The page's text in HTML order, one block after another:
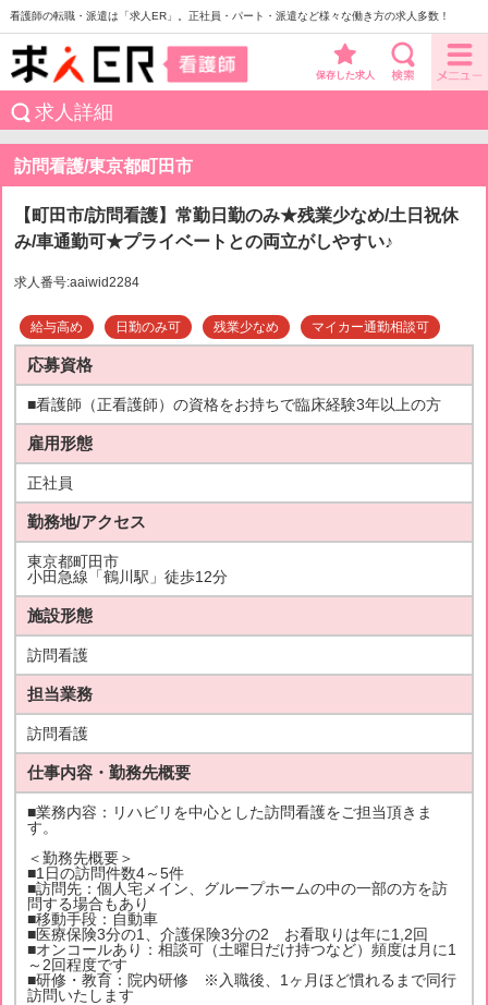
看護師の転職・派遣は「求人ER」。正社員・パート・派遣など様々な働き方の求人多数！
保存した求人
求人詳細
訪問看護/東京都町田市
【町田市/訪問看護】常勤日勤のみ★残業少なめ/土日祝休
み/車通勤可★プライベートとの両立がしやすい♪
求人番号:aaiwid2284
給与高め 日勤のみ可 残業少なめ マイカー通勤相談可
応募資格
■看護師（正看護師）の資格をお持ちで臨床経験3年以上の方
雇用形態
正社員
勤務地/アクセス
東京都町田市
小田急線「鶴川駅」徒歩12分
施設形態
訪問看護
担当業務
訪問看護
仕事内容・勤務先概要
■業務内容：リハビリを中心とした訪問看護をご担当頂きま
す。
＜勤務先概要＞
■1日の訪問件数4～5件
■訪問先：個人宅メイン、グループホームの中の一部の方を訪
問する場合もあり
■移動手段：自動車
■医療保険3分の1、介護保険3分の2 お看取りは年に1,2回
■オンコールあり：相談可（土曜日だけ持つなど）頻度は月に1
～2回程度です
■研修・教育：院内研修 ※入職後、1ヶ月ほど慣れるまで同行
訪問いたします